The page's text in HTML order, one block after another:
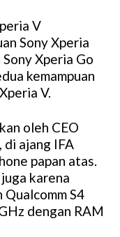
V
Sony Xperia
Xperia Go
kemampuan
V.
oleh CEO
di ajang IFA
papan atas.
karena
S4
dengan RAM